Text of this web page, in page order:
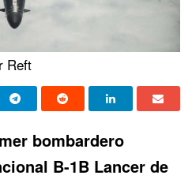
Reft
bombardero
B-1B Lancer de